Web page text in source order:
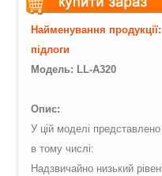
$vii_demo_video_text in
/web/m.liectroux-
global.com/includes/
on line
Warning
: Undefined variable
$vii_buy_now_text in
/web/m.liectroux-
on line
Найменування
підлоги
Модель: LL-A320
Опис:
У цій моделі
в тому числі:
Надзвичайно низький